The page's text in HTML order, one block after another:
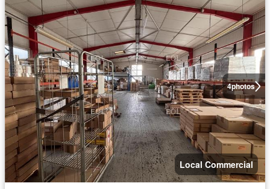
4photos
Local Commercial